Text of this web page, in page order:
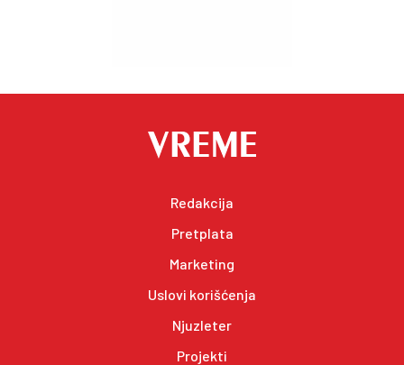
Redakcija
Pretplata
Marketing
Uslovi korišćenja
Njuzleter
Projekti